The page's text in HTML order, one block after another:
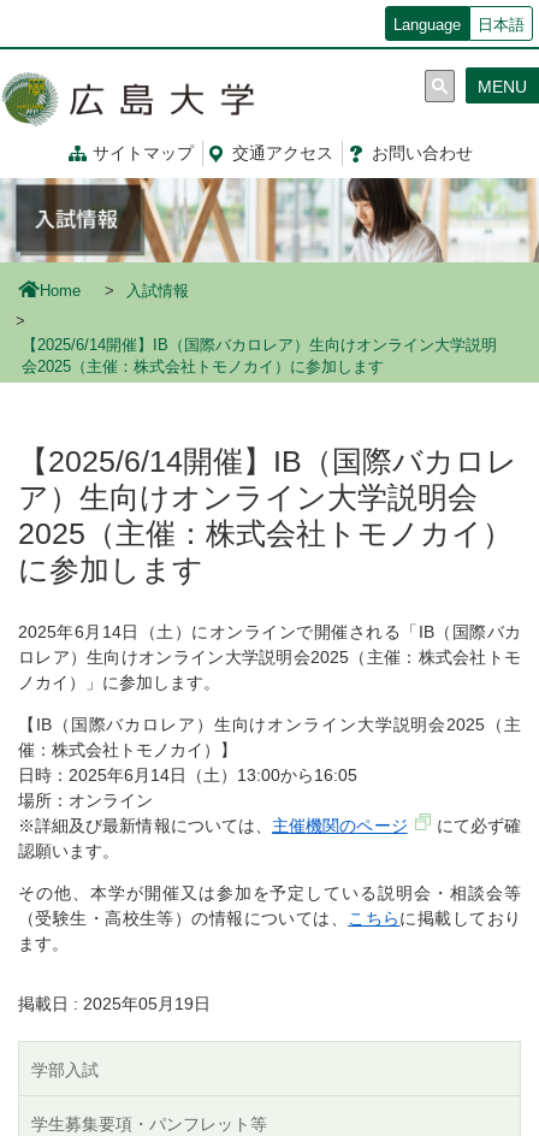
コ
ン
ツ
に
移
動
Language 日本語
サイトマップ 交通アクセス お問い合わせ
MENU
Home 入試情報
【2025/6/14開催】IB（国際バカロレア）生向けオンライン大学説明
会2025（主催：株式会社トモノカイ）に参加します
【2025/6/14開催】IB（国際バカロレ
ア）生向けオンライン大学説明会
2025（主催：株式会社トモノカイ）
に参加します
2025年6月14日（土）にオンラインで開催される「IB（国際バカ
ロレア）生向けオンライン大学説明会2025（主催：株式会社トモ
ノカイ）」に参加します。
【IB（国際バカロレア）生向けオンライン大学説明会2025（主
催：株式会社トモノカイ）】
⽇時：2025年6月14日（土）13:00から16:05
場所：オンライン
※詳細及び最新情報については、 主催機関のページ
にて必ず確
認願います。
その他、本学が開催又は参加を予定している説明会・相談会等
（受験生・高校生等）の情報については、
こちらに掲載しており
ます。
掲載日 : 2025年05月19日
学部入試
学生募集要項・パンフレット等